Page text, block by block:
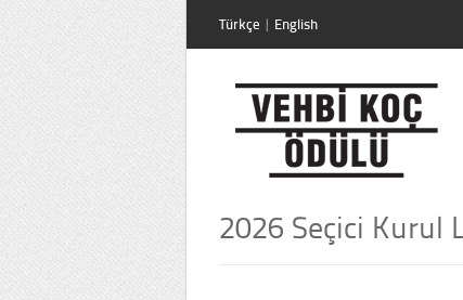
Türkçe | English
2026 Seçici Kurul